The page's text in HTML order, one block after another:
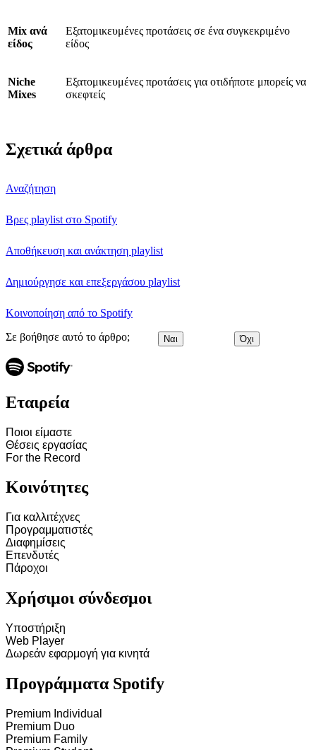
Mix ανά
είδος
Εξατομικευμένες προτάσεις σε ένα συγκεκριμένο
είδος
Niche
Mixes
Εξατομικευμένες προτάσεις για οτιδήποτε μπορείς να
σκεφτείς
Σχετικά άρθρα
Αναζήτηση
Βρες playlist στο Spotify
Αποθήκευση και ανάκτηση playlist
Δημιούργησε και επεξεργάσου playlist
Κοινοποίηση από το Spotify
Σε βοήθησε αυτό το άρθρο; Ναι Όχι
Εταιρεία
Ποιοι είμαστε
Θέσεις εργασίας
For the Record
Κοινότητες
Για καλλιτέχνες
Προγραμματιστές
Διαφημίσεις
Επενδυτές
Πάροχοι
Χρήσιμοι σύνδεσμοι
Υποστήριξη
Web Player
Δωρεάν εφαρμογή για κινητά
Προγράμματα Spotify
Premium Individual
Premium Duo
Premium Family